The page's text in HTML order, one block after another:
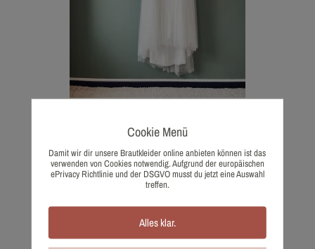
1.830,00€
Wunschliste
Cookie Menü
Damit wir dir unsere Brautkleider online anbieten können ist das
verwenden von Cookies notwendig. Aufgrund der europäischen
ePrivacy Richtlinie und der DSGVO musst du jetzt eine Auswahl
treffen.
Alles klar.